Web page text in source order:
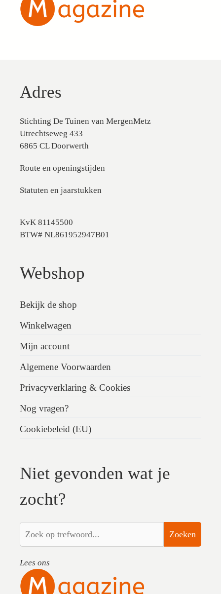
Adres
Stichting De Tuinen van MergenMetz
Utrechtseweg 433
6865 CL Doorwerth
Route en openingstijden
Statuten en jaarstukken
KvK 81145500
BTW# NL861952947B01
Webshop
Bekijk de shop
Winkelwagen
Mijn account
Algemene Voorwaarden
Privacyverklaring & Cookies
Nog vragen?
Cookiebeleid (EU)
Niet gevonden wat je
zocht?
Zoeken
Lees ons